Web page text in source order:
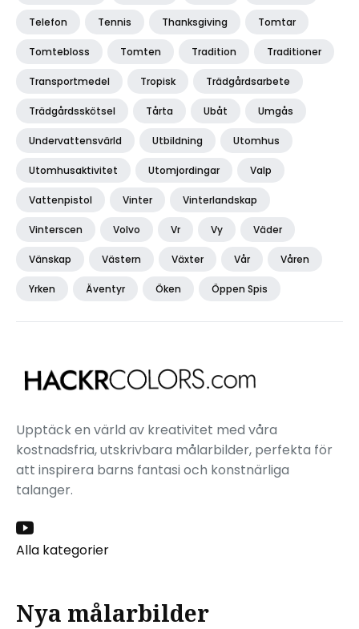
Telefon Tennis Thanksgiving Tomtar
Tomtebloss Tomten Tradition Traditioner
Transportmedel Tropisk Trädgårdsarbete
Trädgårdsskötsel Tårta Ubåt Umgås
Undervattensvärld Utbildning Utomhus
Utomhusaktivitet Utomjordingar Valp
Vattenpistol Vinter Vinterlandskap
Vinterscen Volvo Vr Vy Väder
Vänskap Västern Växter Vår Våren
Yrken Äventyr Öken Öppen Spis
Upptäck en värld av kreativitet med våra
kostnadsfria, utskrivbara målarbilder, perfekta för
att inspirera barns fantasi och konstnärliga
talanger.
Alla kategorier
Nya målarbilder